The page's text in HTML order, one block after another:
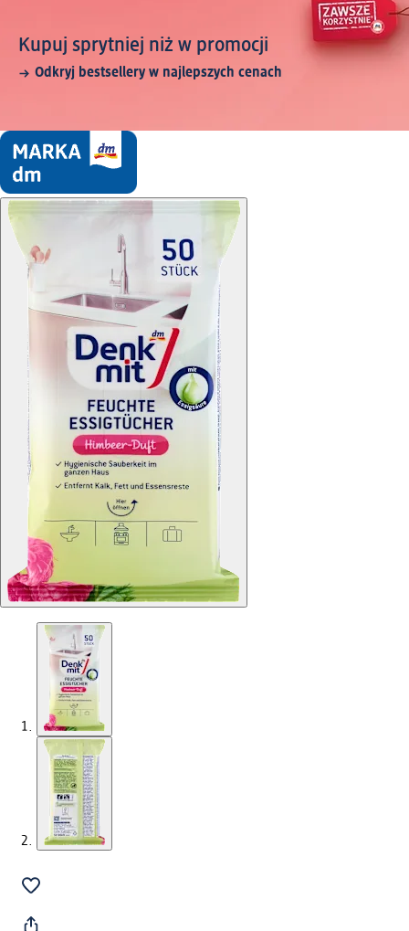
Kupuj sprytniej niż w promocji
Odkryj bestsellery w najlepszych cenach